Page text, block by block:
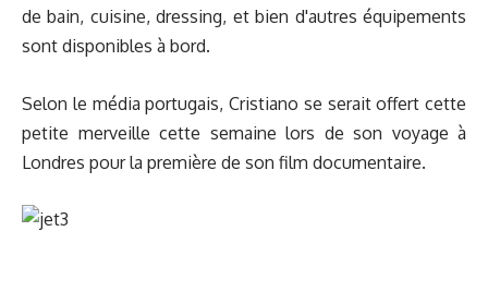
de bain, cuisine, dressing, et bien d'autres équipements
sont disponibles à bord.
Selon le média portugais, Cristiano se serait offert cette
petite merveille cette semaine lors de son voyage à
Londres pour la première de son film documentaire.